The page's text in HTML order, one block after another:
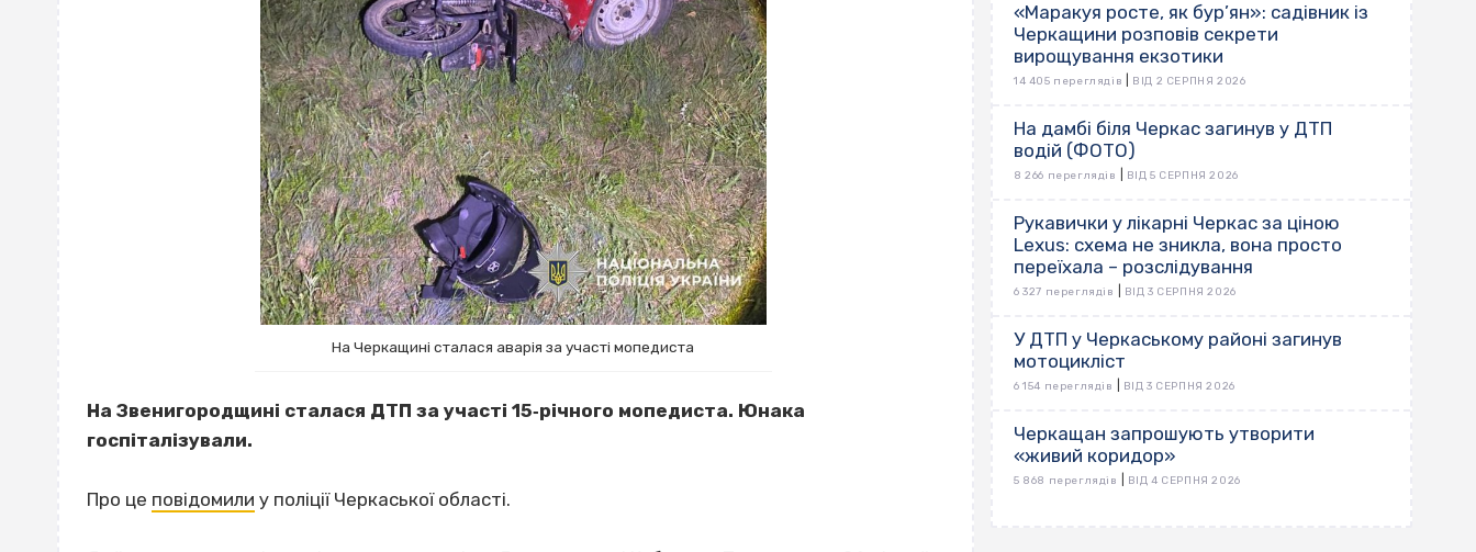
На Черкащині сталася аварія за участі мопедиста
На Звенигородщині сталася ДТП за участі 15‐річного мопедиста. Юнака
госпіталізували.
Про це повідомили у поліції Черкаської області.
«Маракуя росте, як бур’ян»: садівник із
Черкащини розповів секрети
вирощування екзотики
14 405 переглядів ВІД 2 СЕРПНЯ 2026
На дамбі біля Черкас загинув у ДТП
водій (ФОТО)
8 266 переглядів ВІД 5 СЕРПНЯ 2026
Рукавички у лікарні Черкас за ціною
Lexus: схема не зникла, вона просто
переїхала – розслідування
6 327 переглядів ВІД 3 СЕРПНЯ 2026
У ДТП у Черкаському районі загинув
мотоцикліст
6 154 переглядів ВІД 3 СЕРПНЯ 2026
Черкащан запрошують утворити
«живий коридор»
5 868 переглядів ВІД 4 СЕРПНЯ 2026